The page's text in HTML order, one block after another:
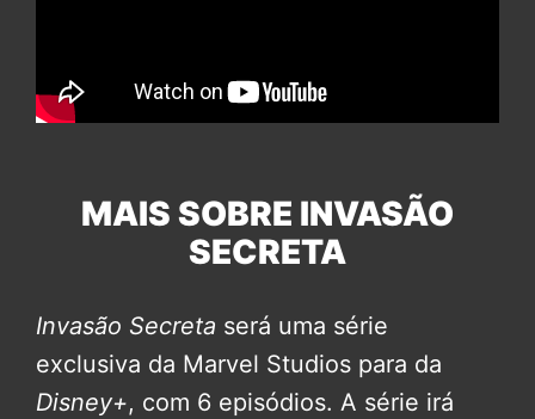
MAIS SOBRE INVASÃO
SECRETA
Invasão Secreta será uma série
exclusiva da Marvel Studios para da
Disney+, com 6 episódios. A série irá